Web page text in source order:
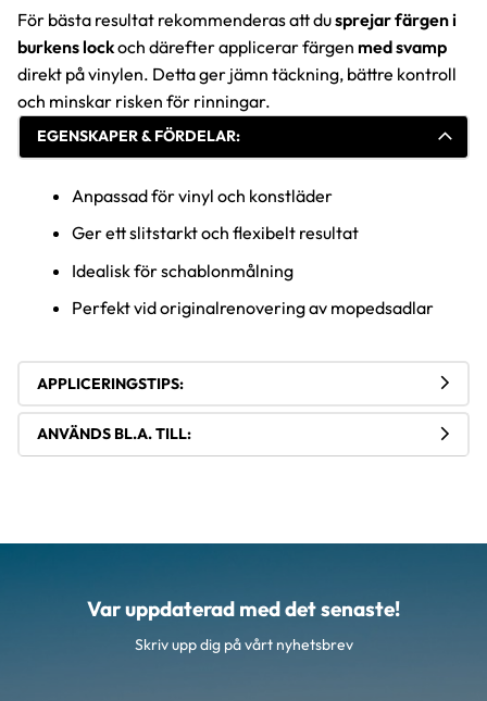
För bästa resultat rekommenderas att dusprejar färgen i
burkens lockoch därefter applicerar färgen med svamp
direkt på vinylen. Detta ger jämn täckning, bättre kontroll
och minskar risken för rinningar.
EGENSKAPER & FÖRDELAR:
Anpassad för vinyl och konstläder
Ger ett slitstarkt och flexibelt resultat
Idealisk för schablonmålning
Perfekt vid originalrenovering av mopedsadlar
APPLICERINGSTIPS:
ANVÄNDS BL.A. TILL:
Var uppdaterad med det senaste!
Skriv upp dig på vårt nyhetsbrev